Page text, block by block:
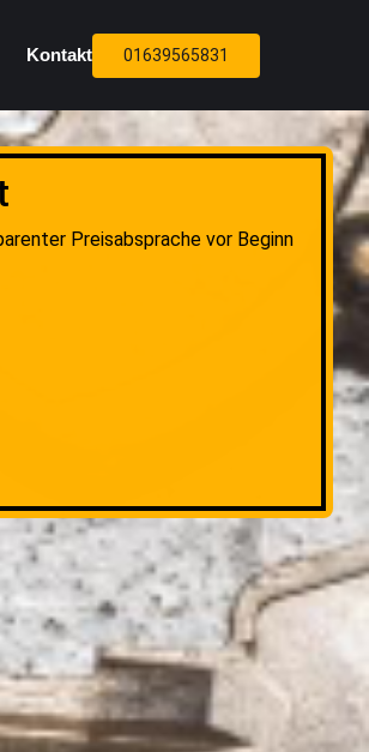
Kontakt 01639565831
Preisabsprache vor Beginn